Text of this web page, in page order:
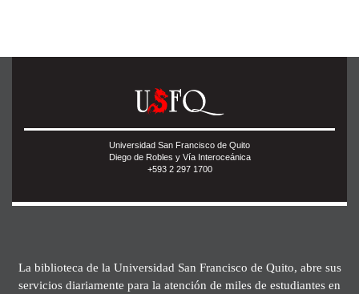
Universidad San Francisco de Quito
Diego de Robles y Vía Interoceánica
+593 2 297 1700
La biblioteca de la Universidad San Francisco de Quito, abre sus
servicios diariamente para la atención de miles de estudiantes en